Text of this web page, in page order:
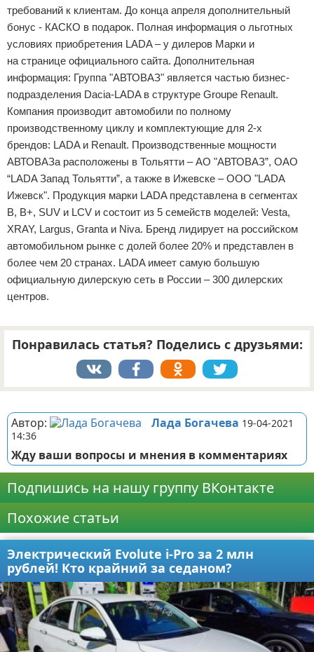
требований к клиентам. До конца апреля дополнительный
бонус - КАСКО в подарок. Полная информация о льготных
условиях приобретения LADA – у дилеров Марки и
на странице официального сайта. Дополнительная
информация: Группа "АВТОВАЗ" является частью бизнес-
подразделения Dacia-LADA в структуре Groupe Renault.
Компания производит автомобили по полному
производственному циклу и комплектующие для 2-х
брендов: LADA и Renault. Производственные мощности
АВТОВАЗа расположены в Тольятти – АО "АВТОВАЗ”, ОАО
“LADA Запад Тольятти”, а также в Ижевске – ООО "LADA
Ижевск". Продукция марки LADA представлена в сегментах
В, B+, SUV и LCV и состоит из 5 семейств моделей: Vesta,
XRAY, Largus, Granta и Niva. Бренд лидирует на российском
автомобильном рынке с долей более 20% и представлен в
более чем 20 странах. LADA имеет самую большую
официальную дилерскую сеть в России – 300 дилерских
центров.
Понравилась статья? Поделись с друзьями:
Автор: Лада Богачева 19-04-2021
14:36
Жду ваши вопросы и мнения в комментариях
Подпишись на нашу группу ВКонтакте
Похожие статьи
Электрический Evolute i-Pro за 2 млн
рублей! Кто крайний за седаном?